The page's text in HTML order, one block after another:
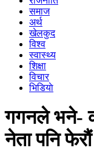
समाज
अर्थ
खेलकुद
विश्व
स्वास्थ्य
शिक्षा
विचार
भिडियाे
गगनले भने-
नेता पनि फेरौं